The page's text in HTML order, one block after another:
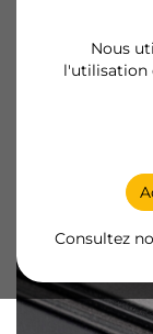
Nous
l'utilisation
Consultez